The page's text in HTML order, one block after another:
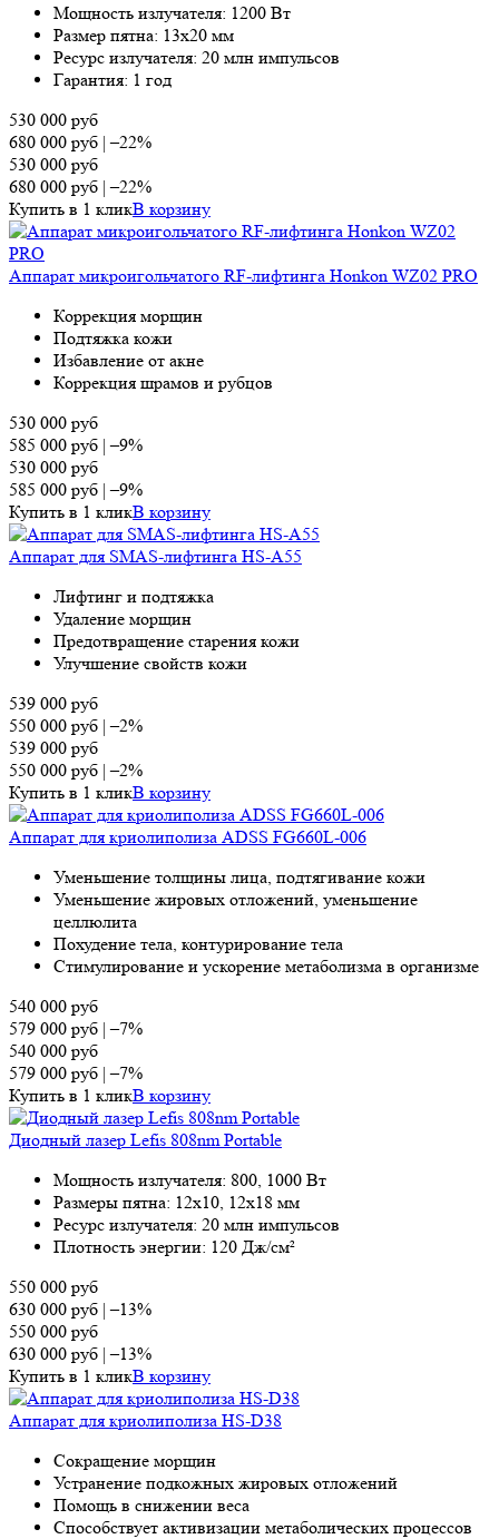
Мощность излучателя: 1200 Вт
Размер пятна: 13х20 мм
Ресурс излучателя: 20 млн импульсов
Гарантия: 1 год
530 000 руб
680 000 руб |–22%
530 000 руб
680 000 руб |–22%
Купить в 1 кликВ корзину
Аппарат микроигольчатого RF-лифтинга Honkon WZ02 PRO
Коррекция морщин
Подтяжка кожи
Избавление от акне
Коррекция шрамов и рубцов
530 000 руб
585 000 руб |–9%
530 000 руб
585 000 руб |–9%
Купить в 1 кликВ корзину
Аппарат для SMAS-лифтинга HS-A55
Лифтинг и подтяжка
Удаление морщин
Предотвращение старения кожи
Улучшение свойств кожи
539 000 руб
550 000 руб |–2%
539 000 руб
550 000 руб |–2%
Купить в 1 кликВ корзину
Аппарат для криолиполиза ADSS FG660L-006
Уменьшение толщины лица, подтягивание кожи
Уменьшение жировых отложений, уменьшение
целлюлита
Похудение тела, контурирование тела
Стимулирование и ускорение метаболизма в организме
540 000 руб
579 000 руб |–7%
540 000 руб
579 000 руб |–7%
Купить в 1 кликВ корзину
Диодный лазер Lefis 808nm Portable
Мощность излучателя: 800, 1000 Вт
Размеры пятна: 12х10, 12х18 мм
Ресурс излучателя: 20 млн импульсов
Плотность энергии: 120 Дж/см²
550 000 руб
630 000 руб |–13%
550 000 руб
630 000 руб |–13%
Купить в 1 кликВ корзину
Аппарат для криолиполиза HS-D38
Сокращение морщин
Устранение подкожных жировых отложений
Помощь в снижении веса
Способствует активизации метаболических процессов